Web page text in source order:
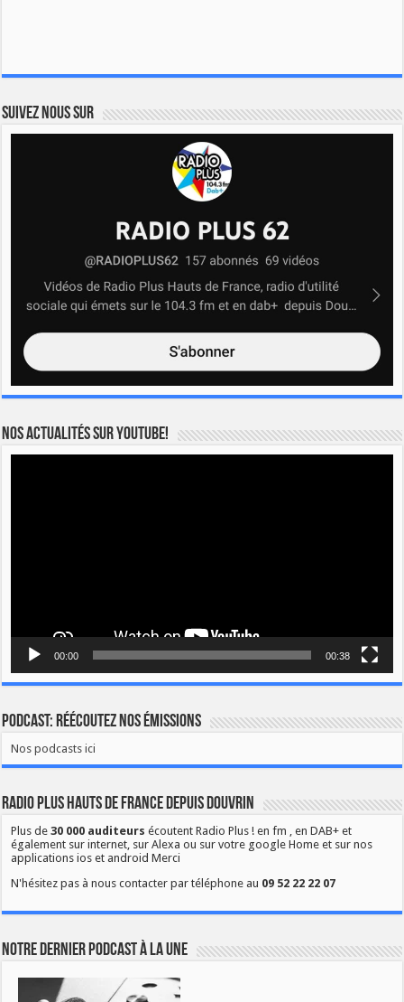
Suivez nous sur
Nos actualités sur YOUTUBE!
00:00 00:38
Podcast: Réécoutez nos émissions
Nos podcasts ici
Radio Plus Hauts de France depuis Douvrin
Plus de30 000 auditeurs écoutent Radio Plus ! en fm , en DAB+ et
également sur internet, sur Alexa ou sur votre google Home et sur nos
applications ios et android Merci
N'hésitez pas à nous contacter par téléphone au 09 52 22 22 07
Notre dernier podcast à la une